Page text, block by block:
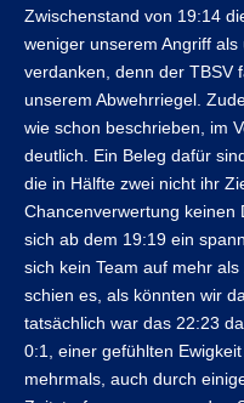
Zwischenstand von 19:14
weniger unserem Angriff
verdanken, denn der TBSV
unserem Abwehrriegel.
wie schon beschrieben, im
deutlich. Ein Beleg dafür
die in Hälfte zwei nicht ihr
Chancenverwertung keinen
sich ab dem 19:19 ein
sich kein Team auf mehr
schien es, als könnten wir
tatsächlich war das 22:23
0:1, einer gefühlten
mehrmals, auch durch